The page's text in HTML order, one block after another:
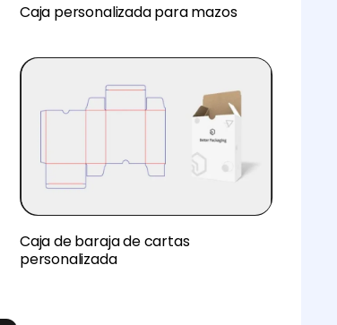
Caja personalizada para mazos
Caja de baraja de cartas
personalizada